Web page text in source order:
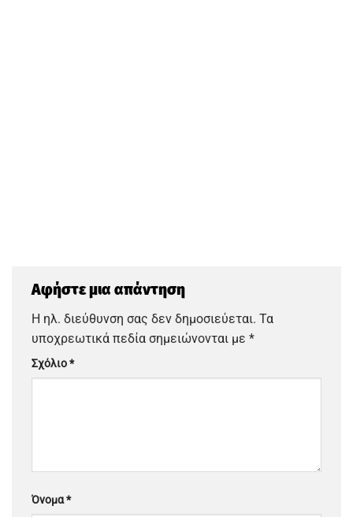
Αφήστε μια απάντηση
Η ηλ. διεύθυνση σας δεν δημοσιεύεται. Τα
υποχρεωτικά πεδία σημειώνονται με *
Σχόλιο*
Όνομα*